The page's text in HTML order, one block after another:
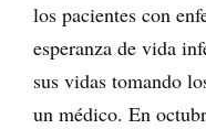
los pacientes con
esperanza de vida
sus vidas tomando
un médico. En